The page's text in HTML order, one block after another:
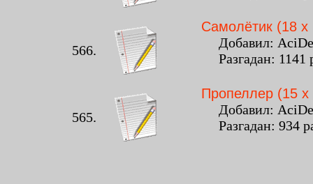
566.
Cамолётик (18 x
Добавил:
Разгадан:
565.
Пропеллер (15 x
Добавил:
Разгадан: 934